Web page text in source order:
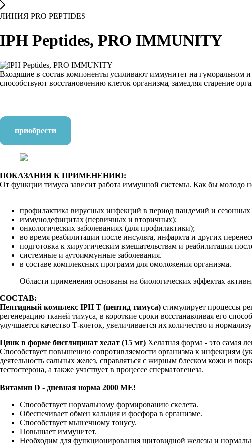
ЛИНИЯ PRO PEPTIDES
IPH Peptides, PRO IMMUNITY
Входящие в состав компоненты усиливают иммунитет на гуморальном
способствуют восстановлению клеток организма, замедляя старение
приобрести
ПОКАЗАНИЯ К ПРИМЕНЕНИЮ:
От функции тимуса зависит работа иммунной системы. Как бы молодо
профилактика вирусных инфекций в период пандемий и сезонных
иммунодефицитах (первичных и вторичных);
онкологических заболеваниях (для профилактики);
во время реабилитации после инсульта, инфаркта и других
подготовка к хирургическим вмешательствам и реабилитация
системные и аутоиммунные заболевания.
в составе комплексных программ для омоложения организма.
Области применения основаны на биологических эффектах
СОСТАВ:
Пептидный комплекс IPH T (пептид тимуса) стимулирует процессы
регенерацию тканей тимуса, в короткие сроки восстанавливая его
улучшается качество Т-клеток, увеличивается их количество и
Цинк в форме бисглицинат хелат (15 мг) Хелатная форма - это самая
Способствует повышению сопротивляемости организма к инфекциям
деятельность сальных желез, справляться с жирным блеском кожи и
тестостерона, а также участвует в процессе сперматогенеза.
Витамин D - дневная норма 2000 МЕ!
Способствует нормальному формированию скелета.
Обеспечивает обмен кальция и фосфора в организме.
Способствует мышечному тонусу.
Повышает иммунитет.
Необходим для функционирования щитовидной железы и